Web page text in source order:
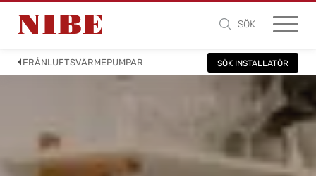
SÖK
FRÅNLUFTSVÄRMEPUMPAR SÖK INSTALLATÖR